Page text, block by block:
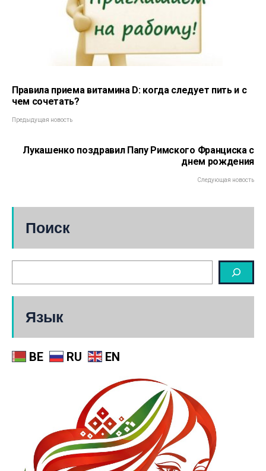
Правила приема витамина D: когда следует пить и с
чем сочетать?
Предыдущая новость
Лукашенко поздравил Папу Римского Франциска с
днем рождения
Следующая новость
Поиск
Язык
BE RU EN